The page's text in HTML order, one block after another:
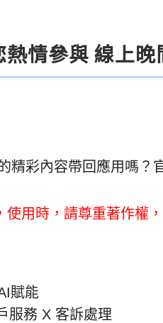
熱情參與 線上晚
精彩內容帶回應用嗎？
用時，請尊重著作權，
賦能
服務 X 客訴處理